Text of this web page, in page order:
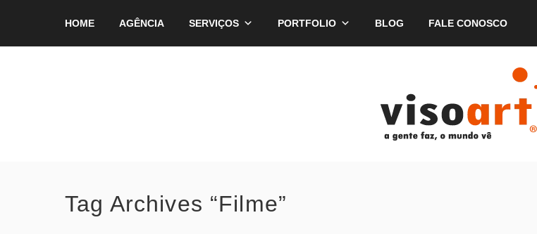
HOME AGÊNCIA SERVIÇOS PORTFOLIO BLOG FALE CONOSCO
Tag Archives “Filme”